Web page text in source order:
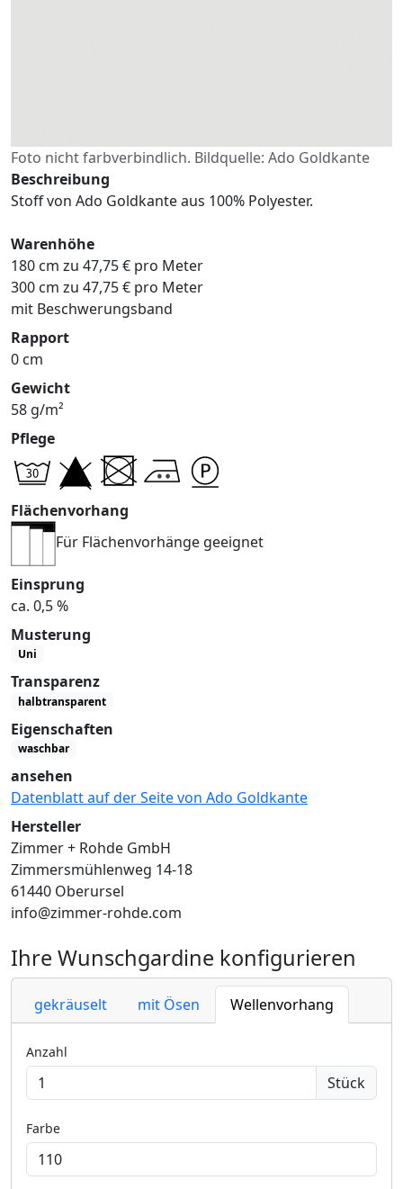
Foto nicht farbverbindlich. Bildquelle: Ado Goldkante
Beschreibung
Stoff von Ado Goldkante aus 100% Polyester.
Warenhöhe
180 cm zu 47,75 € pro Meter
300 cm zu 47,75 € pro Meter
mit Beschwerungsband
Rapport
0 cm
Gewicht
58 g/m²
Pflege
Flächenvorhang
Für Flächenvorhänge geeignet
Einsprung
ca. 0,5 %
Musterung
Uni
Transparenz
halbtransparent
Eigenschaften
waschbar
ansehen
Datenblatt auf der Seite von Ado Goldkante
Hersteller
Zimmer + Rohde GmbH
Zimmersmühlenweg 14-18
61440 Oberursel
info@zimmer-rohde.com
Ihre Wunschgardine konfigurieren
gekräuselt mit Ösen Wellenvorhang
Anzahl
Stück
Farbe